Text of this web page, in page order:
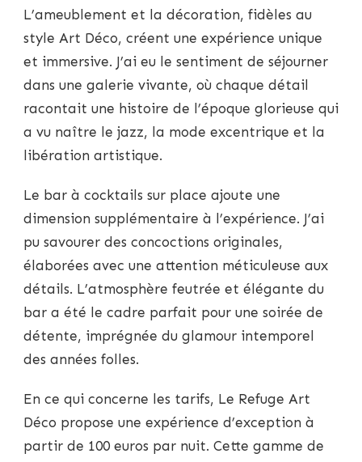
L’ameublement et la décoration, fidèles au
style Art Déco, créent une expérience unique
et immersive. J’ai eu le sentiment de séjourner
dans une galerie vivante, où chaque détail
racontait une histoire de l’époque glorieuse qui
a vu naître le jazz, la mode excentrique et la
libération artistique.
Le bar à cocktails sur place ajoute une
dimension supplémentaire à l’expérience. J’ai
pu savourer des concoctions originales,
élaborées avec une attention méticuleuse aux
détails. L’atmosphère feutrée et élégante du
bar a été le cadre parfait pour une soirée de
détente, imprégnée du glamour intemporel
des années folles.
En ce qui concerne les tarifs, Le Refuge Art
Déco propose une expérience d’exception à
partir de 100 euros par nuit. Cette gamme de